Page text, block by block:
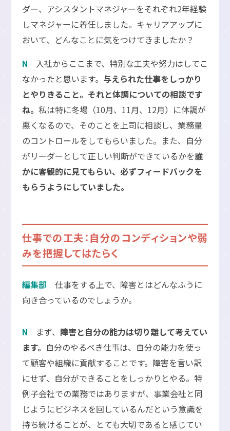
ダー、アシスタントマネジャーをそれぞれ2年経験
しマネジャーに着任しました。キャリアアップに
おいて、どんなことに気をつけてきましたか？
N 入社からここまで、特別な工夫や努力はしてこ
なかったと思います。 与えられた仕事をしっかり
とやりきること。それと体調についての相談です
ね。 私は特に冬場（10月、11月、12月）に体調が
悪くなるので、そのことを上司に相談し、業務量
のコントロールをしてもらいました。また、自分
がリーダーとして正しい判断ができているかを誰
かに客観的に見てもらい、必ずフィードバックを
もらうようにしていました。
仕事での工夫：自分のコンディションや弱
みを把握してはたらく
編集部 仕事をする上で、障害とはどんなふうに
向き合っているのでしょうか。
N まず、 障害と自分の能力は切り離して考えてい
ます。 自分のやるべき仕事は、自分の能力を使っ
て顧客や組織に貢献することです。障害を言い訳
にせず、自分ができることをしっかりとやる。特
例子会社での業務ではありますが、事業会社と同
じようにビジネスを回しているんだという意識を
持ち続けることが、とても大切であると感じてい